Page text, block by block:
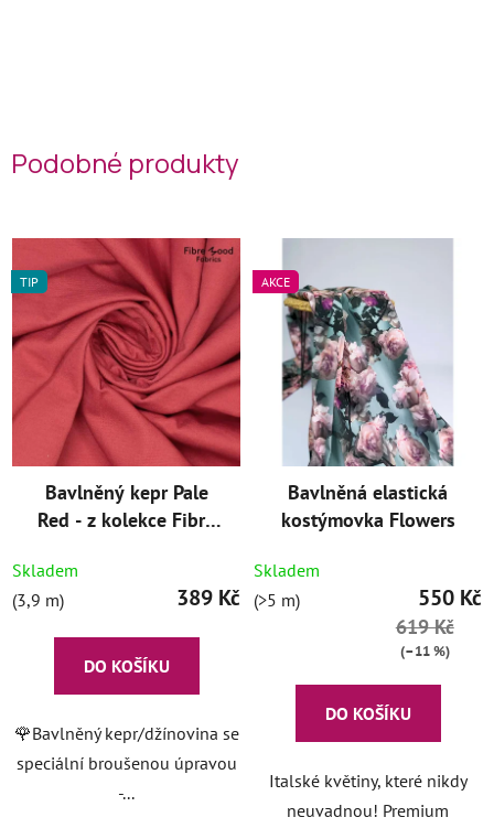
Podobné produkty
TIP
Bavlněný kepr Pale
Red - z kolekce Fibre
Skladem
(3,9 m)
389 Kč
DO KOŠÍKU
🌹Bavlněný kepr/džínovina se
speciální broušenou úpravou
-...
AKCE
Bavlněná elastická
kostýmovka Flowers
Skladem
(>5 m)
550 Kč
619 Kč
(–11 %)
DO KOŠÍKU
Italské květiny, které nikdy
neuvadnou! Premium